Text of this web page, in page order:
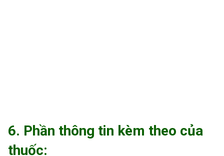
6. Phần thông tin kèm theo của
thuốc: